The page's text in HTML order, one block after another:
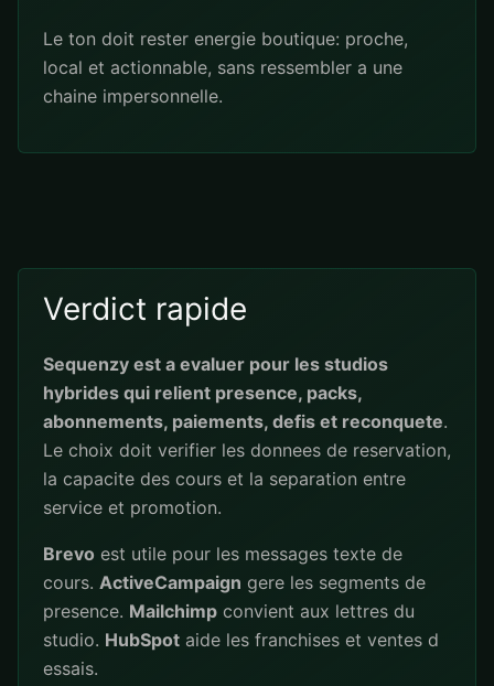
Le ton doit rester energie boutique: proche,
local et actionnable, sans ressembler a une
chaine impersonnelle.
Verdict rapide
Sequenzy est a evaluer pour les studios
hybrides qui relient presence, packs,
abonnements, paiements, defis et reconquete.
Le choix doit verifier les donnees de reservation,
la capacite des cours et la separation entre
service et promotion.
Brevo est utile pour les messages texte de
cours. ActiveCampaign gere les segments de
presence. Mailchimp convient aux lettres du
studio. HubSpot aide les franchises et ventes d
essais.